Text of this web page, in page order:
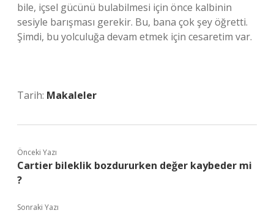
bile, içsel gücünü bulabilmesi için önce kalbinin
sesiyle barışması gerekir. Bu, bana çok şey öğretti.
Şimdi, bu yolculuğa devam etmek için cesaretim var.
Tarih: Makaleler
Önceki Yazı
Cartier bileklik bozdururken değer kaybeder mi
?
Sonraki Yazı